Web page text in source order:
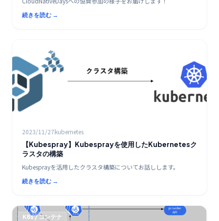
続きを読む →
K8s / コンテナ
2023/11/27kubernetes
【Kubespray】Kubesprayを使用したKubernetesク
ラスタの構築
Kubesprayを活用したクラスタ構築についてお話しします。
続きを読む →
K8s / コンテナ